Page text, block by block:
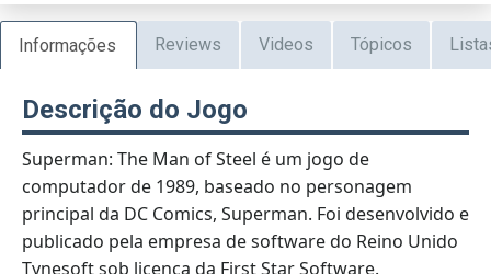
Informações Reviews Videos Tópicos
Descrição do Jogo
Superman: The Man of Steel é um jogo de
computador de 1989, baseado no personagem
principal da DC Comics, Superman. Foi desenvolvido e
publicado pela empresa de software do Reino Unido
Tynesoft sob licença da First Star Software.